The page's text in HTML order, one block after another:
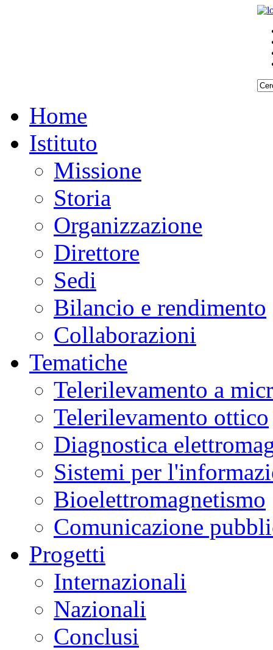
Home
Istituto
Missione
Storia
Organizzazione
Direttore
Sedi
Bilancio e rendimento
Collaborazioni
Tematiche
Telerilevamento a
Telerilevamento ottico
Diagnostica
Sistemi per
Bioelettromagnetismo
Comunicazione
Progetti
Internazionali
Nazionali
Conclusi